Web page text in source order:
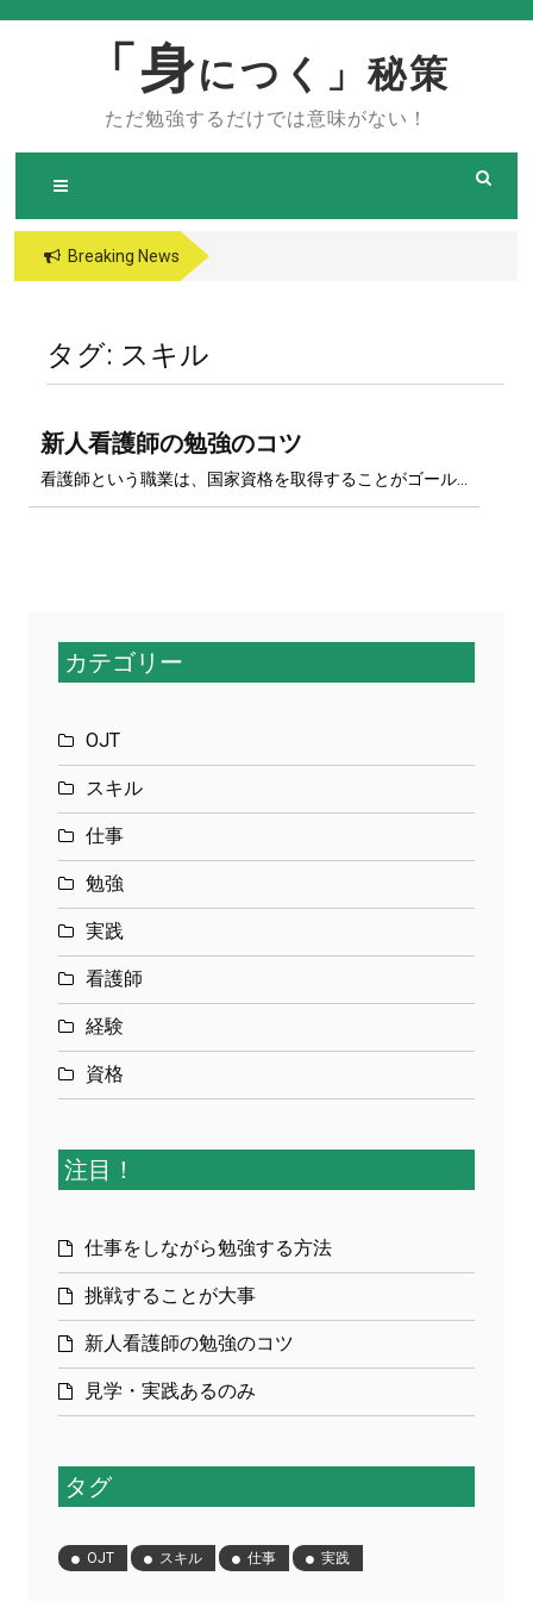
「身につく」秘策
ただ勉強するだけでは意味がない！
Breaking News
タグ: スキル
新人看護師の勉強のコツ
看護師という職業は、国家資格を取得することがゴール…
カテゴリー
OJT
スキル
仕事
勉強
実践
看護師
経験
資格
注目！
仕事をしながら勉強する方法
挑戦することが大事
新人看護師の勉強のコツ
見学・実践あるのみ
タグ
OJT スキル 仕事 実践